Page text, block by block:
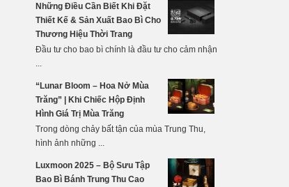
Những Điều Cần Biết Khi Đặt
Thiết Kế & Sản Xuất Bao Bì Cho
Thương Hiệu Thời Trang
Đầu tư cho bao bì chính là đầu tư cho cảm nhận
...
“Lunar Bloom – Hoa Nở Mùa
Trăng” | Khi Chiếc Hộp Định
Hình Giá Trị Mùa Trăng
Trong dòng chảy bất tận của mùa Trung Thu,
hình ảnh những ...
Luxmoon 2025 – Bộ Sưu Tập
Bao Bì Bánh Trung Thu Cao